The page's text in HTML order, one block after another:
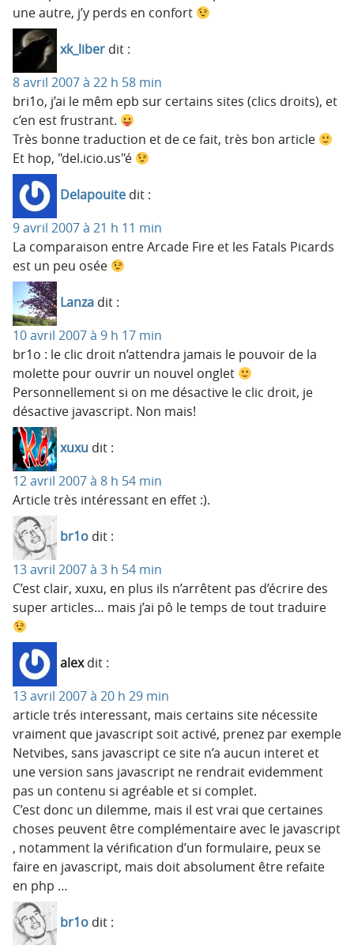
une autre, j’y perds en confort
xk_liber dit :
8 avril 2007 à 22 h 58 min
bri1o, j’ai le mêm epb sur certains sites (clics droits), et
c’en est frustrant.
Très bonne traduction et de ce fait, très bon article
Et hop, "del.icio.us"é
Delapouite dit :
9 avril 2007 à 21 h 11 min
La comparaison entre Arcade Fire et les Fatals Picards
est un peu osée
Lanza dit :
10 avril 2007 à 9 h 17 min
br1o : le clic droit n’attendra jamais le pouvoir de la
molette pour ouvrir un nouvel onglet
Personnellement si on me désactive le clic droit, je
désactive javascript. Non mais!
xuxu dit :
12 avril 2007 à 8 h 54 min
Article très intéressant en effet :).
br1o dit :
13 avril 2007 à 3 h 54 min
C’est clair, xuxu, en plus ils n’arrêtent pas d’écrire des
super articles… mais j’ai pô le temps de tout traduire
alex dit :
13 avril 2007 à 20 h 29 min
article trés interessant, mais certains site nécessite
vraiment que javascript soit activé, prenez par exemple
Netvibes, sans javascript ce site n’a aucun interet et
une version sans javascript ne rendrait evidemment
pas un contenu si agréable et si complet.
C’est donc un dilemme, mais il est vrai que certaines
choses peuvent être complémentaire avec le javascript
, notamment la vérification d’un formulaire, peux se
faire en javascript, mais doit absolument être refaite
en php …
br1o dit :